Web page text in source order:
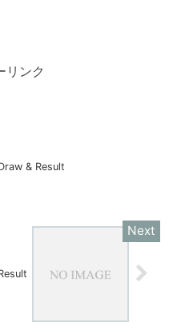
リンク
& Result